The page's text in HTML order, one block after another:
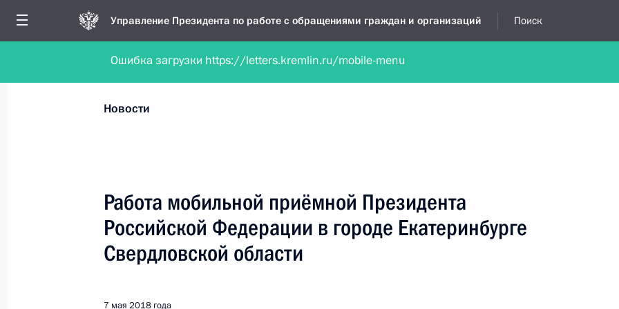
Управление Президента по работе с обращениями граждан и организаций Поиск
Обратиться в форме электронного документа Обратиться в устной форме
Все новости
Все руководители, регионы, города и темы
Новости
Работа мобильной приёмной Президента
Российской Федерации в городе Екатеринбурге
Свердловской области
7 мая 2018 года
Ошибка загрузки https://letters.kremlin.ru/mobile-menu